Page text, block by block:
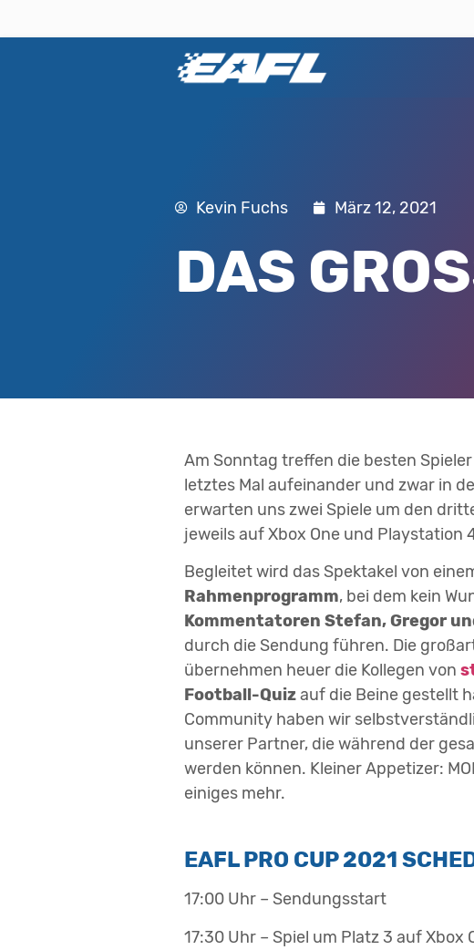
Kevin Fuchs März 12, 2021
DAS
Am Sonntag treffen die besten Spieler
letztes Mal aufeinander und zwar in
erwarten uns zwei Spiele um den
jeweils auf Xbox One und Playstation
Begleitet wird das Spektakel von
Rahmenprogramm, bei dem kein
Kommentatoren Stefan, Gregor
durch die Sendung führen. Die
übernehmen heuer die Kollegen von
Football-Quizauf die Beine gestellt
Community haben wir
unserer Partner, die während der
werden können. Kleiner Appetizer:
einiges mehr.
EAFL PRO CUP 2021
17:00 Uhr – Sendungsstart
17:30 Uhr – Spiel um Platz 3 auf Xbox